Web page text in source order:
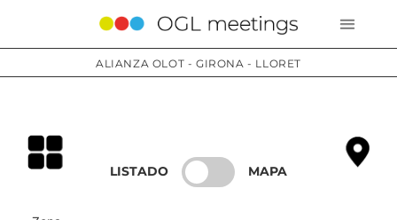
ALIANZA OLOT - GIRONA - LLORET
LISTADO MAPA